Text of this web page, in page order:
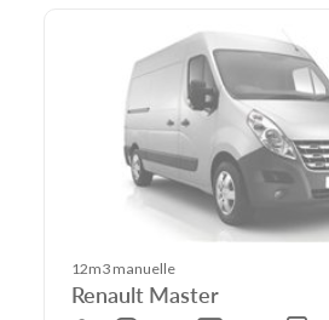
12m3 manuelle
Renault Master